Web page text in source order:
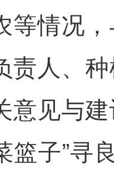
等情况
责人、
意见与
篮子”寻